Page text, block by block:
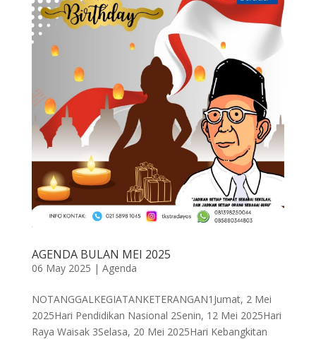
AGENDA BULAN MEI 2025
06 May 2025 | Agenda
NOTANGGALKEGIATANKETERANGAN1Jumat, 2 Mei
2025Hari Pendidikan Nasional 2Senin, 12 Mei 2025Hari
Raya Waisak 3Selasa, 20 Mei 2025Hari Kebangkitan